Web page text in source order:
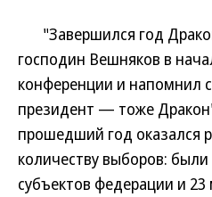
"Завершился год
господин Вешняков в
конференции и напомнил
президент — тоже
прошедший год оказался
количеству выборов:
субъектов федерации и